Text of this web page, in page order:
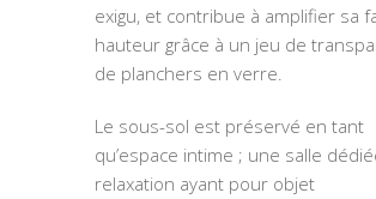
exigu, et contribue à amplifier sa
hauteur grâce à un jeu de
de planchers en verre.
Le sous-sol est préservé en tant
qu’espace intime ; une salle
relaxation ayant pour objet